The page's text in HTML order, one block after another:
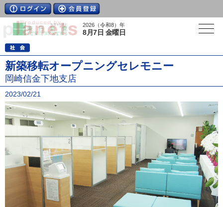
2026（令和8）年
8月7日 金曜日
新築移転オープニングセレモニー
岡崎信金下地支店
2023/02/21